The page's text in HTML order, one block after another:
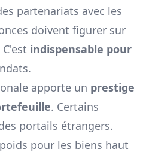
partenariats avec les
doivent figurer sur
indispensable pour
apporte un prestige
. Certains
portails étrangers.
pour les biens haut